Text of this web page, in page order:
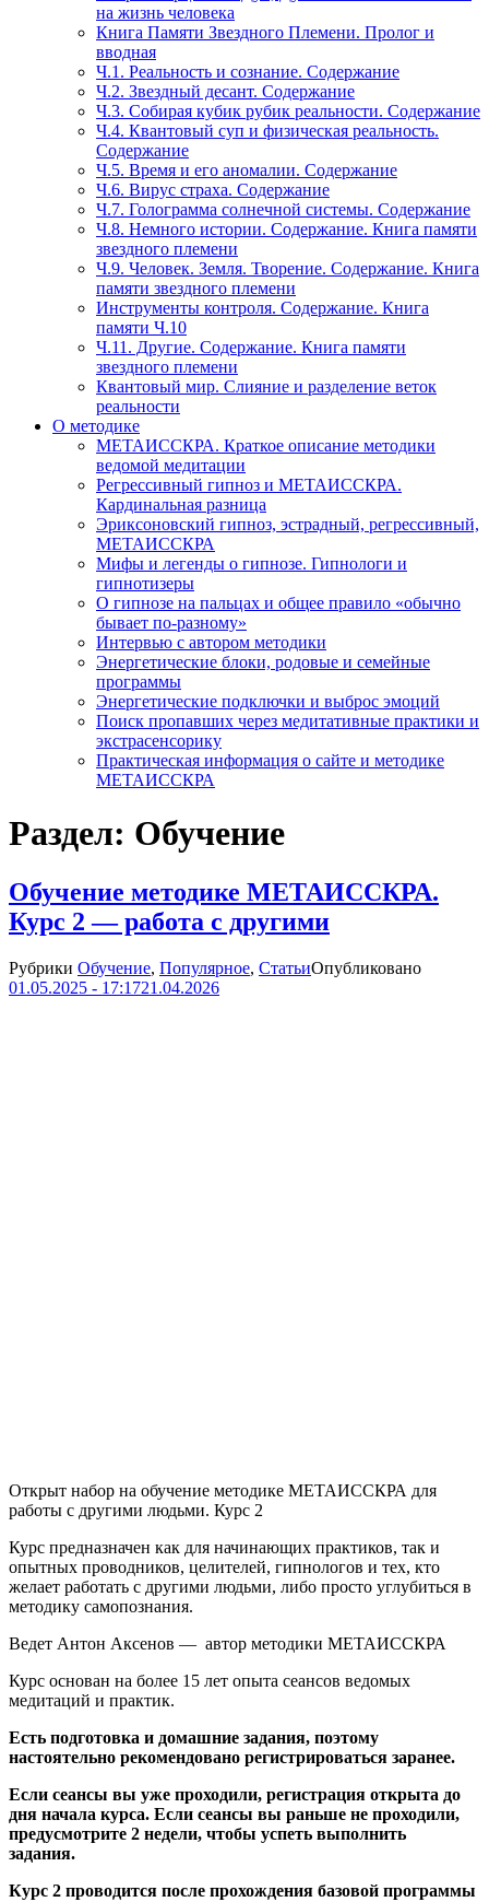
на жизнь человека
Книга Памяти Звездного Племени. Пролог и
вводная
Ч.1. Реальность и сознание. Содержание
Ч.2. Звездный десант. Содержание
Ч.3. Собирая кубик рубик реальности. Содержание
Ч.4. Квантовый суп и физическая реальность.
Содержание
Ч.5. Время и его аномалии. Содержание
Ч.6. Вирус страха. Содержание
Ч.7. Голограмма солнечной системы. Содержание
Ч.8. Немного истории. Содержание. Книга памяти
звездного племени
Ч.9. Человек. Земля. Творение. Содержание. Книга
памяти звездного племени
Инструменты контроля. Содержание. Книга
памяти Ч.10
Ч.11. Другие. Содержание. Книга памяти
звездного племени
Квантовый мир. Слияние и разделение веток
реальности
О методике
МЕТАИССКРА. Краткое описание методики
ведомой медитации
Регрессивный гипноз и МЕТАИССКРА.
Кардинальная разница
Эриксоновский гипноз, эстрадный, регрессивный,
МЕТАИССКРА
Мифы и легенды о гипнозе. Гипнологи и
гипнотизеры
О гипнозе на пальцах и общее правило «обычно
бывает по-разному»
Интервью с автором методики
Энергетические блоки, родовые и семейные
программы
Энергетические подключки и выброс эмоций
Поиск пропавших через медитативные практики и
экстрасенсорику
Практическая информация о сайте и методике
МЕТАИССКРА
Раздел: Обучение
Обучение методике МЕТАИССКРА.
Курс 2 — работа с другими
Рубрики Обучение, Популярное, СтатьиОпубликовано
01.05.2025 - 17:1721.04.2026
Открыт набор на обучение методике МЕТАИССКРА для
работы с другими людьми. Курс 2
Курс предназначен как для начинающих практиков, так и
опытных проводников, целителей, гипнологов и тех, кто
желает работать с другими людьми, либо просто углубиться в
методику самопознания.
Ведет Антон Аксенов — автор методики МЕТАИССКРА
Курс основан на более 15 лет опыта сеансов ведомых
медитаций и практик.
Есть подготовка и домашние задания, поэтому
настоятельно рекомендовано регистрироваться заранее.
Если сеансы вы уже проходили, регистрация открыта до
дня начала курса. Если сеансы вы раньше не проходили,
предусмотрите 2 недели, чтобы успеть выполнить
задания.
Курс 2 проводится после прохождения базовой программы